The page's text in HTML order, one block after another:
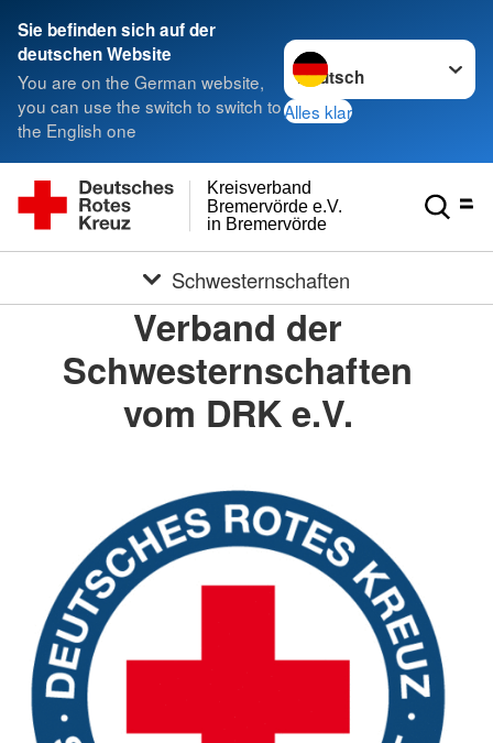
Sie befinden sich auf der
deutschen Website
You are on the German website,
you can use the switch to switch to
the English one
Sprache wechseln zu
Alles klar
in Bremervörde
Bremervörde e.V.
Kreisverband
Schwesternschaften
Verband der
Schwesternschaften
vom DRK e.V.